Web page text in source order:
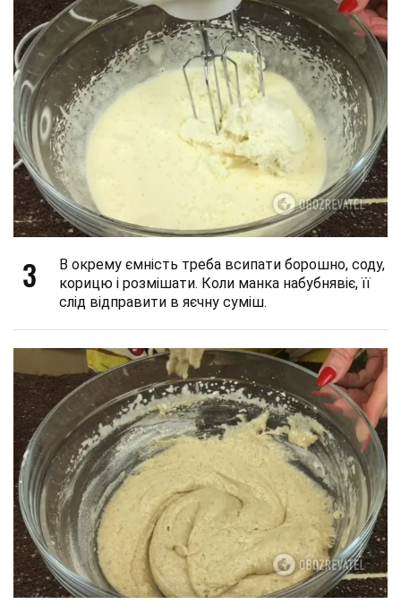
3
В окрему ємність треба всипати борошно, соду,
корицю і розмішати. Коли манка набубнявіє, її
слід відправити в яєчну суміш.